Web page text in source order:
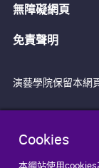
Cookies
本網站使用
無障礙網頁
免責聲明
演藝學院保留本網